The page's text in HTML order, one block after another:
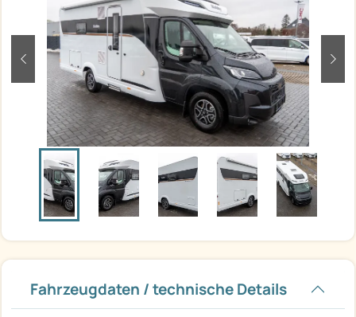
zurück
Fahrzeugdaten / technische Details